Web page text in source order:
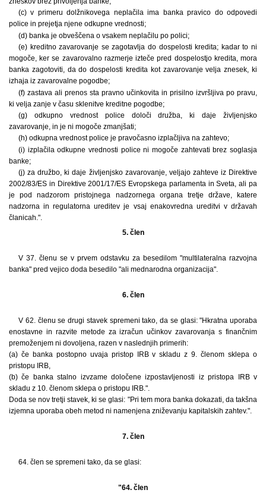
(c) v primeru dolžnikovega neplačila ima banka pravico do odpovedi
police in prejetja njene odkupne vrednosti;
(d) banka je obveščena o vsakem neplačilu po polici;
(e) kreditno zavarovanje se zagotavlja do dospelosti kredita; kadar to ni
mogoče, ker se zavarovalno razmerje izteče pred dospelostjo kredita, mora
banka zagotoviti, da do dospelosti kredita kot zavarovanje velja znesek, ki
izhaja iz zavarovalne pogodbe;
(f) zastava ali prenos sta pravno učinkovita in prisilno izvršljiva po pravu,
ki velja zanje v času sklenitve kreditne pogodbe;
(g) odkupno vrednost police določi družba, ki daje življenjsko
zavarovanje, in je ni mogoče zmanjšati;
(h) odkupna vrednost police je pravočasno izplačljiva na zahtevo;
(i) izplačila odkupne vrednosti police ni mogoče zahtevati brez soglasja
banke;
(j) za družbo, ki daje življenjsko zavarovanje, veljajo zahteve iz Direktive
2002/83/ES in Direktive 2001/17/ES Evropskega parlamenta in Sveta, ali pa
je pod nadzorom pristojnega nadzornega organa tretje države, katere
nadzorna in regulatorna ureditev je vsaj enakovredna ureditvi v državah
članicah.".
5. člen
V 37. členu se v prvem odstavku za besedilom "multilateralna razvojna
banka" pred vejico doda besedilo "ali mednarodna organizacija".
6. člen
V 62. členu se drugi stavek spremeni tako, da se glasi: "Hkratna uporaba
enostavne in razvite metode za izračun učinkov zavarovanja s finančnim
premoženjem ni dovoljena, razen v naslednjih primerih:
(a) če banka postopno uvaja pristop IRB v skladu z 9. členom sklepa o
pristopu IRB,
(b) če banka stalno izvzame določene izpostavljenosti iz pristopa IRB v
skladu z 10. členom sklepa o pristopu IRB.".
Doda se nov tretji stavek, ki se glasi: "Pri tem mora banka dokazati, da takšna
izjemna uporaba obeh metod ni namenjena zniževanju kapitalskih zahtev.".
7. člen
64. člen se spremeni tako, da se glasi:
"64. člen